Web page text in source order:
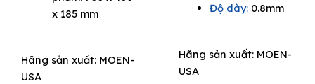
x 185 mm
Hãng sản xuất: MOEN-
USA
Độ dày:0.8mm
Hãng sản xuất: MOEN-
USA